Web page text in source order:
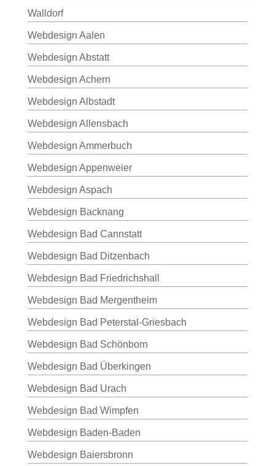
Walldorf
Webdesign Aalen
Webdesign Abstatt
Webdesign Achern
Webdesign Albstadt
Webdesign Allensbach
Webdesign Ammerbuch
Webdesign Appenweier
Webdesign Aspach
Webdesign Backnang
Webdesign Bad Cannstatt
Webdesign Bad Ditzenbach
Webdesign Bad Friedrichshall
Webdesign Bad Mergentheim
Webdesign Bad Peterstal-Griesbach
Webdesign Bad Schönborn
Webdesign Bad Überkingen
Webdesign Bad Urach
Webdesign Bad Wimpfen
Webdesign Baden-Baden
Webdesign Baiersbronn